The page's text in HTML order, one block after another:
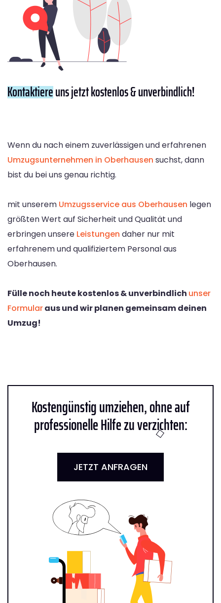
Kontaktiereuns jetzt kostenlos & unverbindlich!
Wenn du nach einem zuverlässigen und erfahrenen
Umzugsunternehmen in Oberhausen suchst, dann
bist du bei uns genau richtig.
mit unserem Umzugsservice aus Oberhausen legen
größten Wert auf Sicherheit und Qualität und
erbringen unsere Leistungen daher nur mit
erfahrenem und qualifiziertem Personal aus
Oberhausen.
Fülle noch heute kostenlos & unverbindlich unser
Formularaus und wir planen gemeinsam deinen
Umzug!
Kostengünstig umziehen, ohne auf
professionelle Hilfe zu verzichten:
JETZT ANFRAGEN